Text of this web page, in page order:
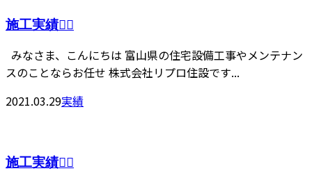
施工実績👷‍♂️
みなさま、こんにちは 富山県の住宅設備工事やメンテナン
スのことならお任せ 株式会社リプロ住設です...
2021.03.29実績
施工実績👷‍♂️